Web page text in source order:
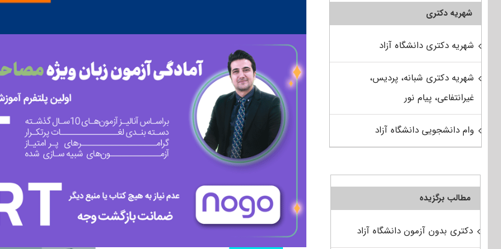
شهریه دکتری
شهریه دکتری دانشگاه آزاد
شهریه دکتری شبانه، پردیس،
غیرانتفاعی، پیام نور
وام دانشجویی دانشگاه آزاد
مطالب برگزیده
دکتری بدون آزمون دانشگاه آزاد